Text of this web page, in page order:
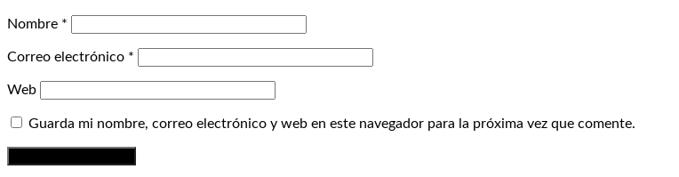
Nombre *
Correo electrónico *
Web
Guarda mi nombre, correo electrónico y web en este navegador para la próxima vez que comente.